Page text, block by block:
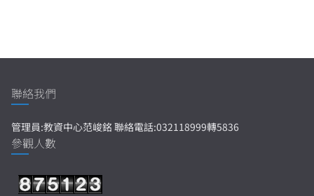
聯絡我們
管理員:教資中心范峻銘 聯絡電話:032118999轉5836
參觀人數